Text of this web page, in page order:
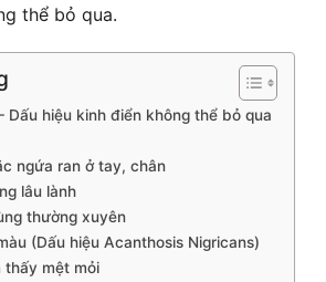
thể bỏ qua.
– Dấu hiệu kinh điển không thể bỏ qua
ngứa ran ở tay, chân
lâu lành
thường xuyên
(Dấu hiệu Acanthosis Nigricans)
thấy mệt mỏi